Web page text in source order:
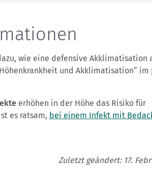
wie eine defensive Akklimatisation
und Akklimatisation“ im
erhöhen in der Höhe das Risiko für
es ratsam, bei einem Infekt mit
Zuletzt geändert: 17.